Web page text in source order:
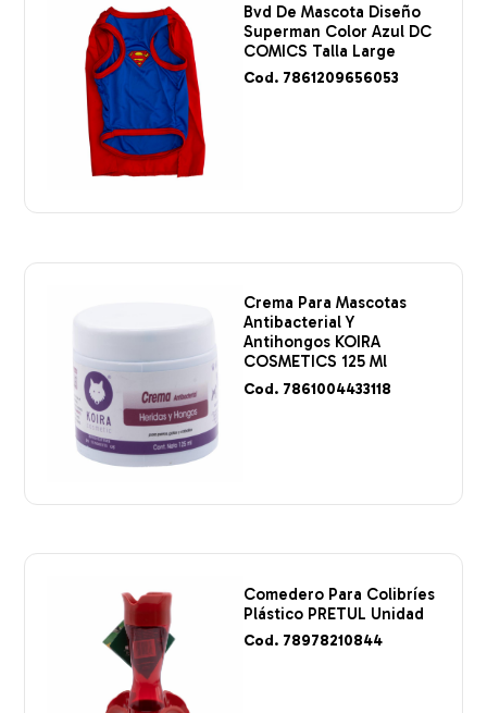
Bvd De Mascota Diseño
Superman Color Azul DC
COMICS Talla Large
Cod. 7861209656053
Crema Para Mascotas
Antibacterial Y
Antihongos KOIRA
COSMETICS 125 Ml
Cod. 7861004433118
Comedero Para Colibríes
Plástico PRETUL Unidad
Cod. 78978210844